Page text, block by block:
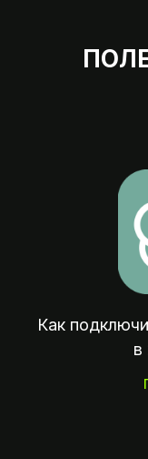
Как
в